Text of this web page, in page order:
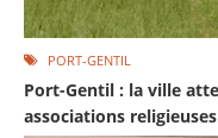
PORT-GENTIL
Port-Gentil : la ville
associations religieuses